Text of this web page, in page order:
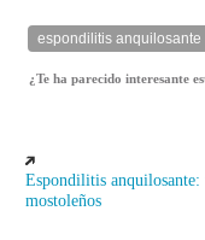
espondilitis anquilosante
¿Te ha parecido interesante
Espondilitis anquilosante:
mostoleños